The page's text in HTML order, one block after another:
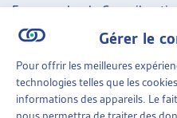
Gérer le
Pour offrir les meilleures
technologies telles que les
informations des appareils. Le
En revanche, le Conseil
sur l’initiative parlementaire
qualité de personne
indépendante en tenant
parties. L’objet est donc